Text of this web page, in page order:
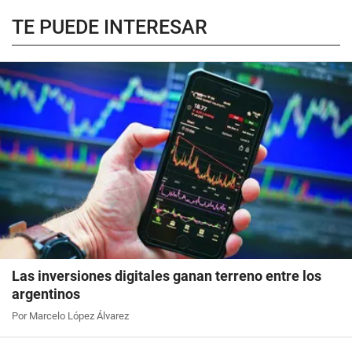
TE PUEDE INTERESAR
Las inversiones digitales ganan terreno entre los
argentinos
Por Marcelo López Álvarez